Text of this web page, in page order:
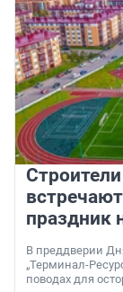
праздник
В преддверии
„Терминал-
поводах для